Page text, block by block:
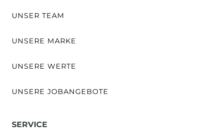
UNSER TEAM
UNSERE MARKE
UNSERE WERTE
UNSERE JOBANGEBOTE
SERVICE